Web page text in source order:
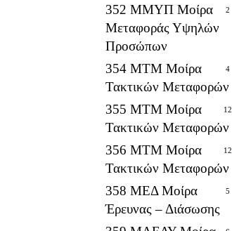
352 ΜΜΥΠ Μοίρα
Μεταφοράς Υψηλών
Προσώπων
2
354 ΜΤΜ Μοίρα
Τακτικών Μεταφορών
4
355 ΜΤΜ Μοίρα
Τακτικών Μεταφορών
12
356 ΜΤΜ Μοίρα
Τακτικών Μεταφορών
12
358 ΜΕΔ Μοίρα
Έρευνας – Διάσωσης
5